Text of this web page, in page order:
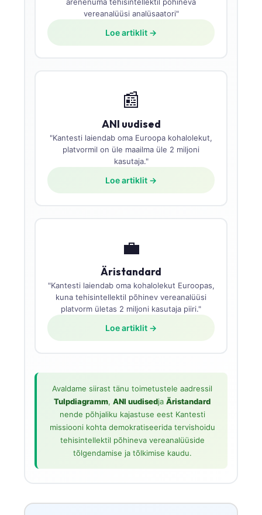
vereanalüüsi analüsaatori"
Loe artiklit →
📰
ANI uudised
"Kantesti laiendab oma Euroopa kohalolekut,
platvormil on üle maailma üle 2 miljoni
kasutaja."
Loe artiklit →
💼
Äristandard
"Kantesti laiendab oma kohalolekut Euroopas,
kuna tehisintellektil põhinev vereanalüüsi
platvorm ületas 2 miljoni kasutaja piiri."
Loe artiklit →
Avaldame siirast tänu toimetustele aadressil
Tulpdiagramm, ANI uudisedja Äristandard
nende põhjaliku kajastuse eest Kantesti
missiooni kohta demokratiseerida tervishoidu
tehisintellektil põhineva vereanalüüside
tõlgendamise ja tõlkimise kaudu.